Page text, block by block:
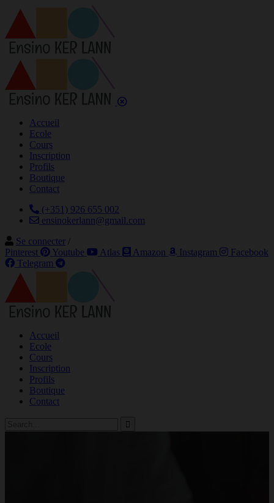
Accueil
Ecole
Cours
Inscription
Profils
Boutique
Contact
(+351) 926 655 002
ensinokerlann@gmail.com
Se connecter /
Pinterest
Youtube Atlas Amazon Instagram
Facebook
Telegram
Accueil
Ecole
Cours
Inscription
Profils
Boutique
Contact